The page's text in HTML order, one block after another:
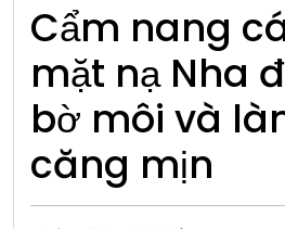
Cẩm nang
mặt nạ Nha
bờ môi và
căng mịn